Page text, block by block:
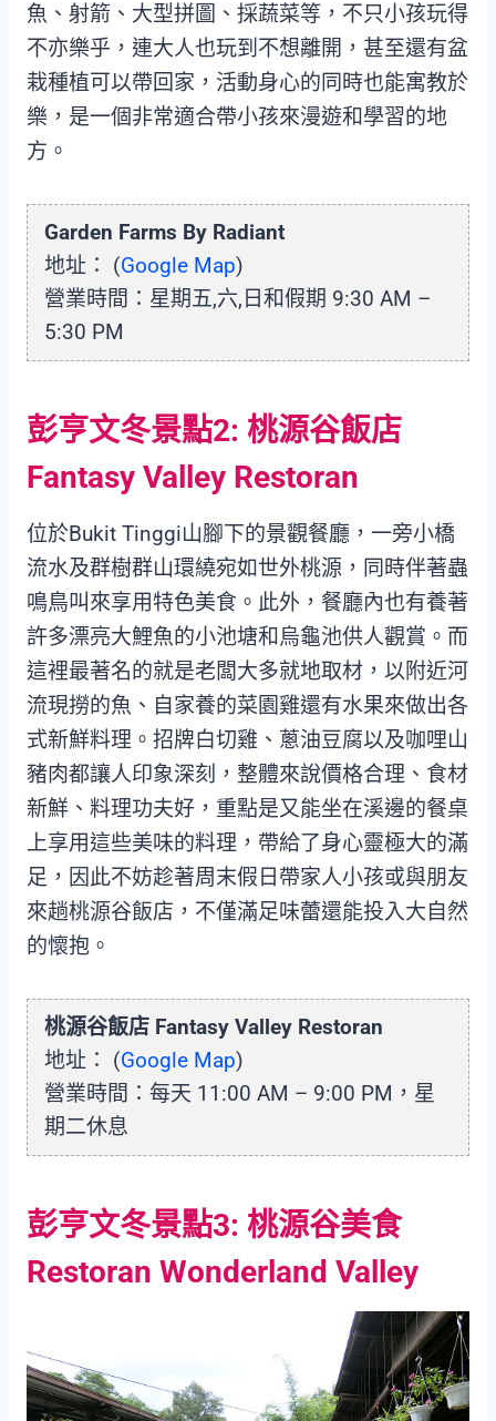
魚、射箭、大型拼圖、採蔬菜等，不只小孩玩得
不亦樂乎，連大人也玩到不想離開，甚至還有盆
栽種植可以帶回家，活動身心的同時也能寓教於
樂，是一個非常適合帶小孩來漫遊和學習的地
方。
Garden Farms By Radiant
地址： (Google Map)
營業時間：星期五,六,日和假期 9:30 AM –
5:30 PM
彭亨文冬景點2: 桃源谷飯店
Fantasy Valley Restoran
位於Bukit Tinggi山腳下的景觀餐廳，一旁小橋
流水及群樹群山環繞宛如世外桃源，同時伴著蟲
鳴鳥叫來享用特色美食。此外，餐廳內也有養著
許多漂亮大鯉魚的小池塘和烏龜池供人觀賞。而
這裡最著名的就是老闆大多就地取材，以附近河
流現撈的魚、自家養的菜園雞還有水果來做出各
式新鮮料理。招牌白切雞、蔥油豆腐以及咖哩山
豬肉都讓人印象深刻，整體來說價格合理、食材
新鮮、料理功夫好，重點是又能坐在溪邊的餐桌
上享用這些美味的料理，帶給了身心靈極大的滿
足，因此不妨趁著周末假日帶家人小孩或與朋友
來趟桃源谷飯店，不僅滿足味蕾還能投入大自然
的懷抱。
桃源谷飯店 Fantasy Valley Restoran
地址： (Google Map)
營業時間：每天 11:00 AM – 9:00 PM，星
期二休息
彭亨文冬景點3: 桃源谷美食
Restoran Wonderland Valley